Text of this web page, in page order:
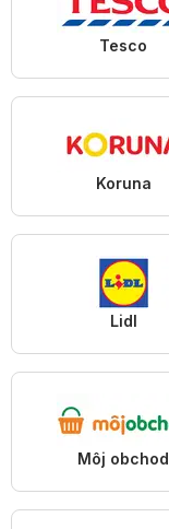
Tesco
Koruna
Lidl
Môj obchod